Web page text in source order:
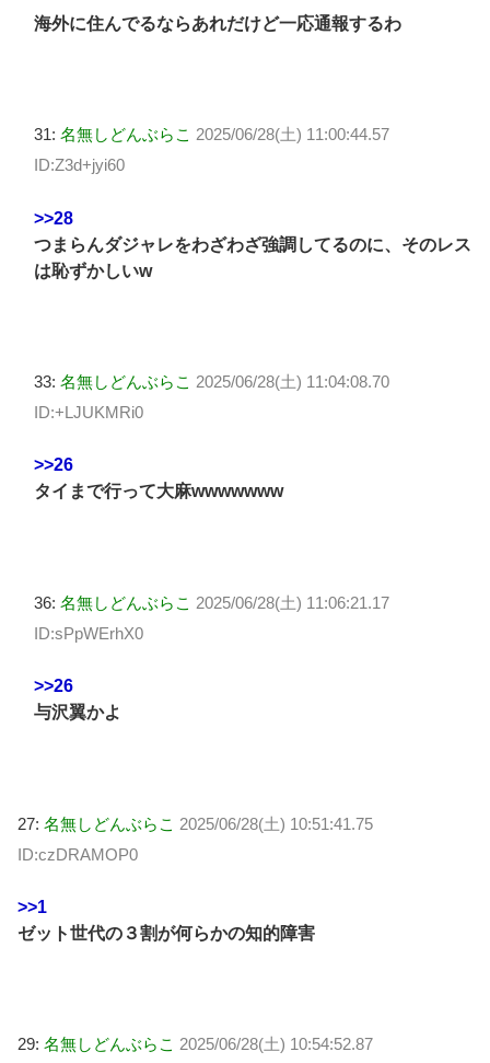
海外に住んでるならあれだけど一応通報するわ
31: 名無しどんぶらこ 2025/06/28(土) 11:00:44.57
ID:Z3d+jyi60
>>28
つまらんダジャレをわざわざ強調してるのに、そのレス
は恥ずかしいw
33: 名無しどんぶらこ 2025/06/28(土) 11:04:08.70
ID:+LJUKMRi0
>>26
タイまで行って大麻wwwwwww
36: 名無しどんぶらこ 2025/06/28(土) 11:06:21.17
ID:sPpWErhX0
>>26
与沢翼かよ
27: 名無しどんぶらこ 2025/06/28(土) 10:51:41.75
ID:czDRAMOP0
>>1
ゼット世代の３割が何らかの知的障害
29: 名無しどんぶらこ 2025/06/28(土) 10:54:52.87